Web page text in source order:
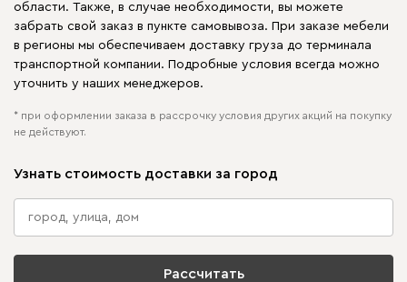
области. Также, в случае необходимости, вы можете
забрать свой заказ в пункте самовывоза. При заказе мебели
в регионы мы обеспечиваем доставку груза до терминала
транспортной компании. Подробные условия всегда можно
уточнить у наших менеджеров.
* при оформлении заказа в рассрочку условия других акций на покупку
не действуют.
Узнать стоимость доставки за город
Рассчитать